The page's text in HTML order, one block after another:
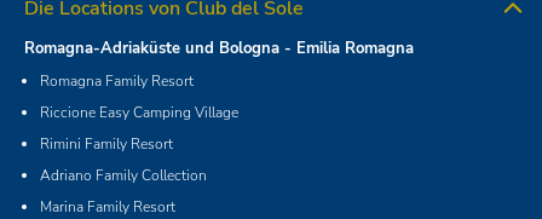
Die Locations von Club del Sole
Romagna-Adriaküste und Bologna - Emilia Romagna
Romagna Family Resort
Riccione Easy Camping Village
Rimini Family Resort
Adriano Family Collection
Marina Family Resort